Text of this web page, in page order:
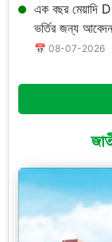
এক বছর
ভর্তির জন্য
📅 08-07-2026